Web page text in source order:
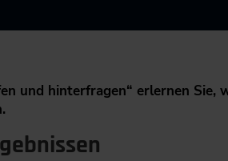
und hinterfragen“ erlernen Sie,